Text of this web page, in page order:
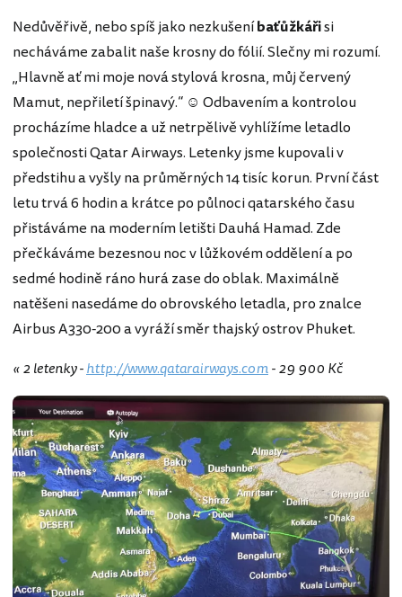
Nedůvěřivě, nebo spíš jako nezkušeníbaťůžkářisi
necháváme zabalit naše krosny do fólií. Slečny mi rozumí.
„Hlavně ať mi moje nová stylová krosna, můj červený
Mamut, nepřiletí špinavý.“ ☺ Odbavením a kontrolou
procházíme hladce a už netrpělivě vyhlížíme letadlo
společnosti Qatar Airways. Letenky jsme kupovali v
předstihu a vyšly na průměrných 14 tisíc korun. První část
letu trvá 6 hodin a krátce po půlnoci qatarského času
přistáváme na moderním letišti Dauhá Hamad. Zde
přečkáváme bezesnou noc v lůžkovém oddělení a po
sedmé hodině ráno hurá zase do oblak. Maximálně
natěšeni nasedáme do obrovského letadla, pro znalce
Airbus A330-200 a vyráží směr thajský ostrov Phuket.
« 2 letenky -http://www.qatarairways.com- 29 900 Kč